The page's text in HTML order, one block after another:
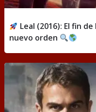
Leal (2016): El fin
nuevo orden